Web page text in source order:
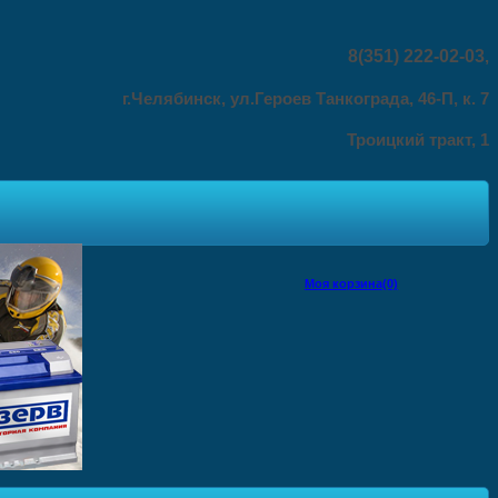
8(351) 222-02-03,
г.Челябинск, ул.Героев Танкограда, 46-П, к. 7
Троицкий тракт, 1
Моя корзина(0)